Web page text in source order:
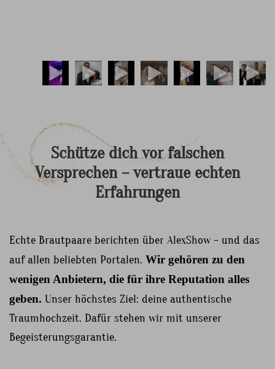
Schütze dich vor falschen
Versprechen – vertraue echten
Erfahrungen
Echte Brautpaare berichten über AlexShow – und das
auf allen beliebten Portalen. Wir gehören zu den
wenigen Anbietern, die für ihre Reputation alles
geben. Unser höchstes Ziel: deine authentische
Traumhochzeit. Dafür stehen wir mit unserer
Begeisterungsgarantie.